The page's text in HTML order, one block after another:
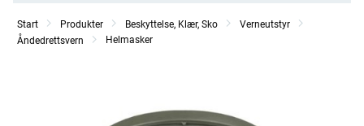
Start Produkter Beskyttelse, Klær, Sko
Verneutstyr
Åndedrettsvern
Helmasker